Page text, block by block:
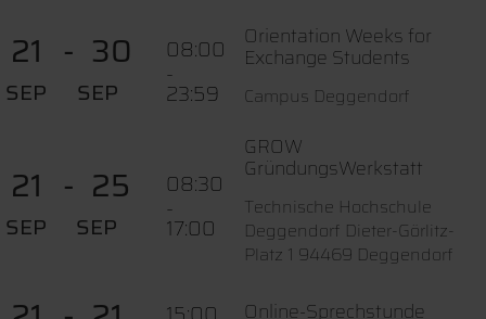
21
SEP
30
SEP
08:00
-
23:59
Orientation Weeks for
Exchange Students
Campus Deggendorf
21
SEP
25
SEP
08:30
-
17:00
GROW
GründungsWerkstatt
Technische Hochschule
Deggendorf Dieter-Görlitz-
Platz 1 94469 Deggendorf
Online-Sprechstunde